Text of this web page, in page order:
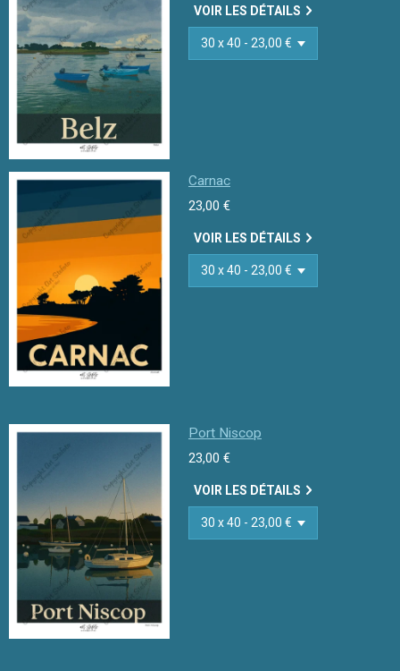
VOIR LES DÉTAILS
Carnac
23,00 €
VOIR LES DÉTAILS
Port Niscop
23,00 €
VOIR LES DÉTAILS